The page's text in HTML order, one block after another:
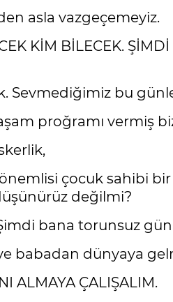
asla vazgeçemeyiz.
KİM BİLECEK.
Sevmediğimiz bu
proğramı vermiş
çocuk sahibi
değilmi?
bana torunsuz
babadan dünyaya
ALMAYA ÇALIŞALIM.